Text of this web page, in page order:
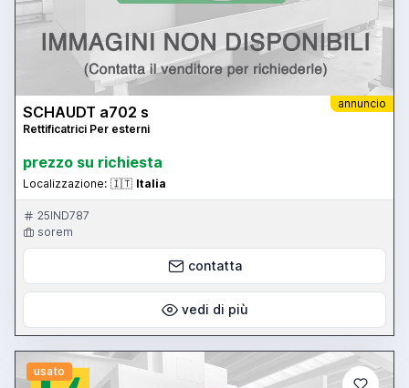
annuncio
SCHAUDT a702 s
Rettificatrici Per esterni
prezzo su richiesta
Localizzazione: 🇮🇹 Italia
25IND787
sorem
contatta
vedi di più
usato